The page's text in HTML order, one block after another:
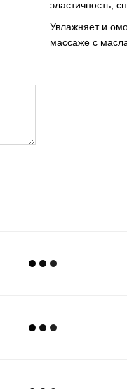
эластичность,
Увлажняет и
массаже с